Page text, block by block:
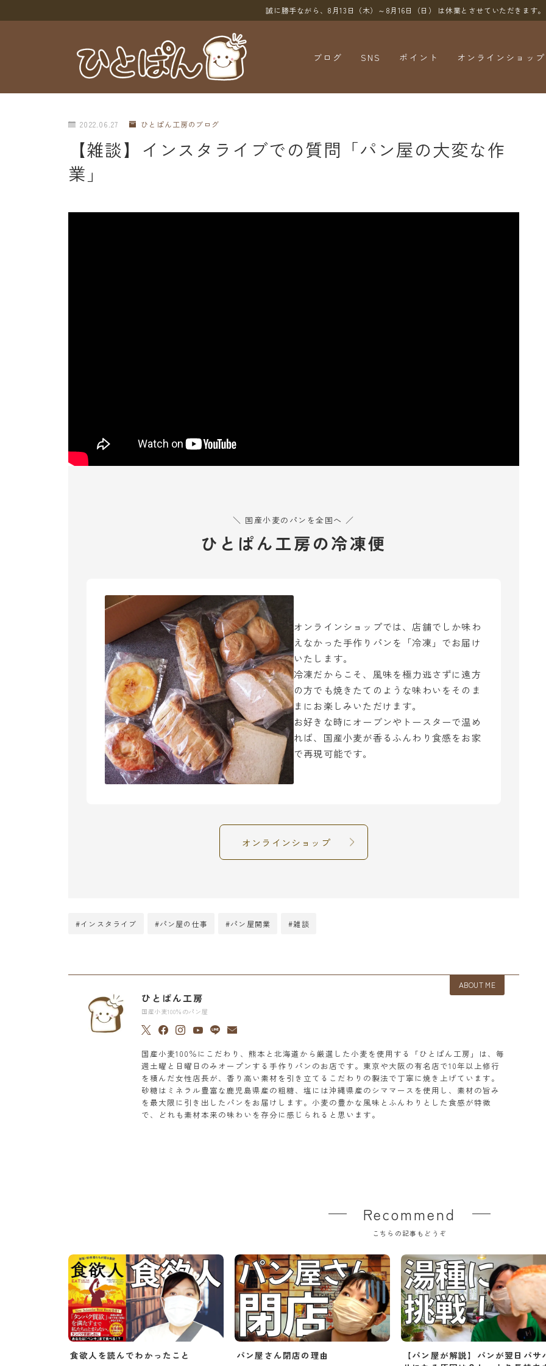
誠に勝手ながら、8月13日（木）～8月16日（日） は休業とさせていただきます。
ブログ SNS ポイント オンラインショップ
2022.06.27 ひとぱん工房のブログ
【雑談】インスタライブでの質問「パン屋の大変な作
業」
＼ 国産小麦のパンを全国へ ／
ひとぱん工房の冷凍便
オンラインショップでは、店舗でしか味わ
えなかった手作りパンを「冷凍」でお届け
いたします。
冷凍だからこそ、風味を極力逃さずに遠方
の方でも焼きたてのような味わいをそのま
まにお楽しみいただけます。
お好きな時にオーブンやトースターで温め
れば、国産小麦が香るふんわり食感をお家
で再現可能です。
オンラインショップ
#インスタライブ #パン屋の仕事 #パン屋開業 #雑談
ABOUT ME
ひとぱん工房
国産小麦100％のパン屋
国産小麦100％にこだわり、熊本と北海道から厳選した小麦を使用する「ひとぱん工房」は、毎
週土曜と日曜日のみオープンする手作りパンのお店です。東京や大阪の有名店で10年以上修行
を積んだ女性店長が、香り高い素材を引き立てるこだわりの製法で丁寧に焼き上げています。
砂糖はミネラル豊富な鹿児島県産の粗糖、塩には沖縄県産のシママースを使用し、素材の旨み
を最大限に引き出したパンをお届けします。小麦の豊かな風味とふんわりとした食感が特徴
で、どれも素材本来の味わいを存分に感じられると思います。
Recommend
こちらの記事もどうぞ
食欲人を読んでわかったこと パン屋さん閉店の理由
【パン屋が解説】パンが翌日パサ